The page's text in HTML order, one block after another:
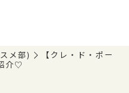
メ部)
【クレ・ド・ポー
介♡